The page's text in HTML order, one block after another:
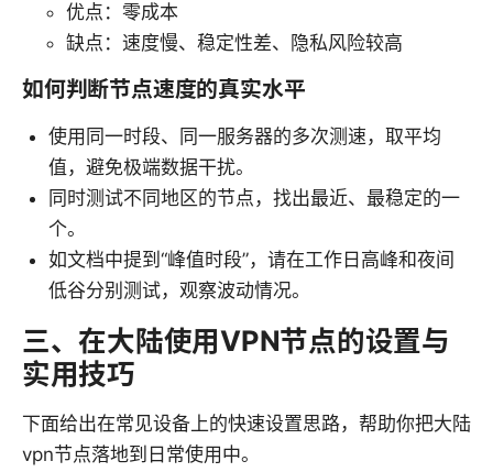
优点：零成本
缺点：速度慢、稳定性差、隐私风险较高
如何判断节点速度的真实水平
使用同一时段、同一服务器的多次测速，取平均
值，避免极端数据干扰。
同时测试不同地区的节点，找出最近、最稳定的一
个。
如文档中提到“峰值时段”，请在工作日高峰和夜间
低谷分别测试，观察波动情况。
三、在大陆使用VPN节点的设置与
实用技巧
下面给出在常见设备上的快速设置思路，帮助你把大陆
vpn节点落地到日常使用中。